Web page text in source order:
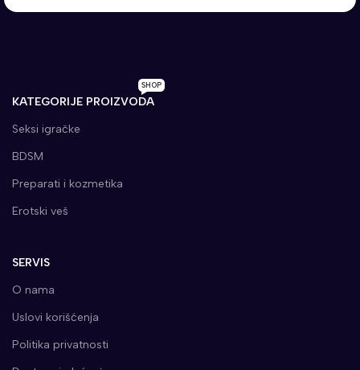
KATEGORIJE PROIZVODA
SHOP
Seksi igračke
BDSM
Preparati i kozmetika
Erotski veš
SERVIS
O nama
Uslovi korišćenja
Politika privatnosti